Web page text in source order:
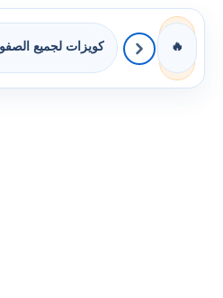
🔥 كويزات لجميع